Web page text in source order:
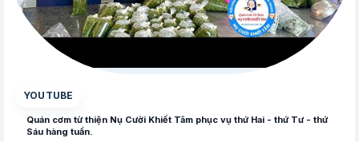
YOUTUBE
Quán cơm từ thiện Nụ Cười Khiết Tâm phục vụ thứ Hai - thứ Tư - thứ
Sáu hàng tuần.